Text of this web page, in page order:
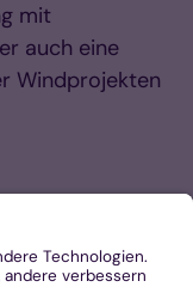
mit
auch eine
Windprojekten
Beteiligung